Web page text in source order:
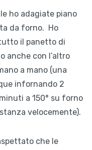
ho adagiate piano
da forno. Ho
il panetto di
anche con l’altro
a mano (una
infornando 2
a 150° su forno
velocemente).
che le